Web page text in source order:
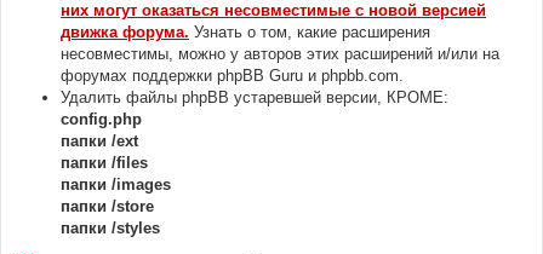
них могут оказаться несовместимые с новой версией
движка форума. Узнать о том, какие расширения
несовместимы, можно у авторов этих расширений и/или на
форумах поддержки phpBB Guru и phpbb.com.
Удалить файлы phpBB устаревшей версии, КРОМЕ:
config.php
папки /ext
папки /files
папки /images
папки /store
папки /styles